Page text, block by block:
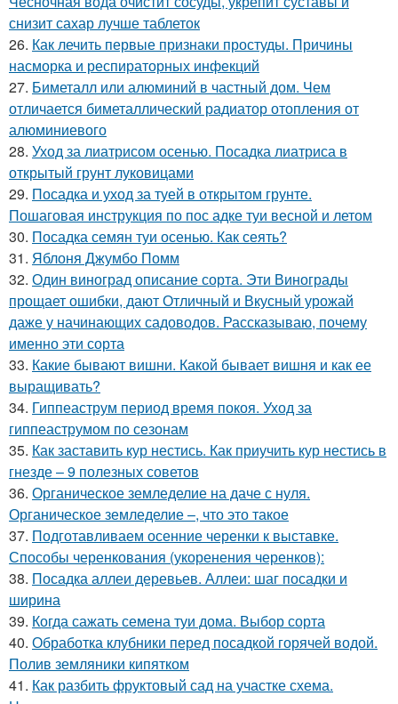
снизит сахар лучше таблеток
26. Как лечить первые признаки простуды. Причины
насморка и респираторных инфекций
27. Биметалл или алюминий в частный дом. Чем
отличается биметаллический радиатор отопления от
алюминиевого
28. Уход за лиатрисом осенью. Посадка лиатриса в
открытый грунт луковицами
29. Посадка и уход за туей в открытом грунте.
Пошаговая инструкция по пос адке туи весной и летом
30. Посадка семян туи осенью. Как сеять?
31. Яблоня Джумбо Помм
32. Один виноград описание сорта. Эти Винограды
прощает ошибки, дают Отличный и Вкусный урожай
даже у начинающих садоводов. Рассказываю, почему
именно эти сорта
33. Какие бывают вишни. Какой бывает вишня и как ее
выращивать?
34. Гиппеаструм период время покоя. Уход за
гиппеаструмом по сезонам
35. Как заставить кур нестись. Как приучить кур нестись в
гнезде – 9 полезных советов
36. Органическое земледелие на даче с нуля.
Органическое земледелие –, что это такое
37. Подготавливаем осенние черенки к выставке.
Способы черенкования (укоренения черенков):
38. Посадка аллеи деревьев. Аллеи: шаг посадки и
ширина
39. Когда сажать семена туи дома. Выбор сорта
40. Обработка клубники перед посадкой горячей водой.
Полив земляники кипятком
41. Как разбить фруктовый сад на участке схема.